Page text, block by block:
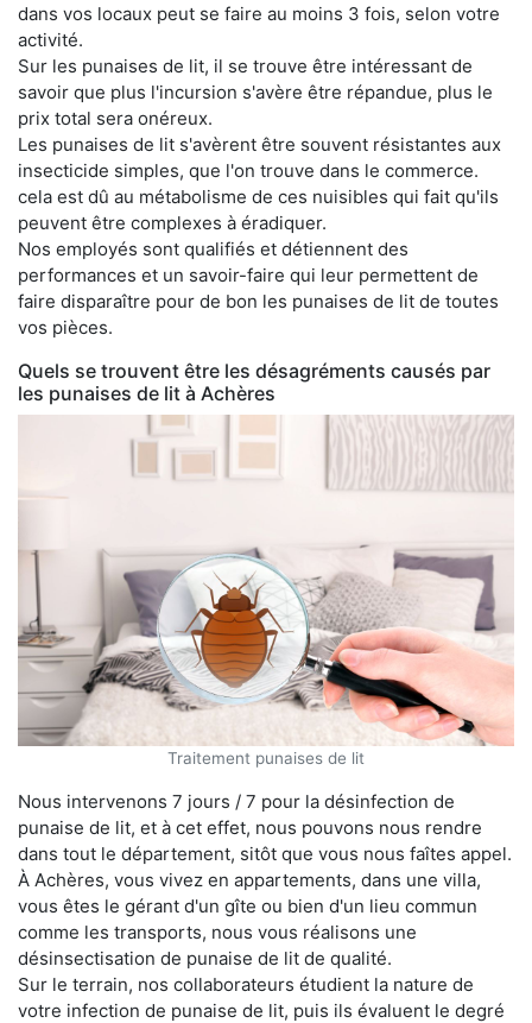
dans vos locaux peut se faire au moins 3 fois, selon votre
activité.
Sur les punaises de lit, il se trouve être intéressant de
savoir que plus l'incursion s'avère être répandue, plus le
prix total sera onéreux.
Les punaises de lit s'avèrent être souvent résistantes aux
insecticide simples, que l'on trouve dans le commerce.
cela est dû au métabolisme de ces nuisibles qui fait qu'ils
peuvent être complexes à éradiquer.
Nos employés sont qualifiés et détiennent des
performances et un savoir-faire qui leur permettent de
faire disparaître pour de bon les punaises de lit de toutes
vos pièces.
Quels se trouvent être les désagréments causés par
les punaises de lit à Achères
Traitement punaises de lit
Nous intervenons 7 jours / 7 pour la désinfection de
punaise de lit, et à cet effet, nous pouvons nous rendre
dans tout le département, sitôt que vous nous faîtes appel.
À Achères, vous vivez en appartements, dans une villa,
vous êtes le gérant d'un gîte ou bien d'un lieu commun
comme les transports, nous vous réalisons une
désinsectisation de punaise de lit de qualité.
Sur le terrain, nos collaborateurs étudient la nature de
votre infection de punaise de lit, puis ils évaluent le degré